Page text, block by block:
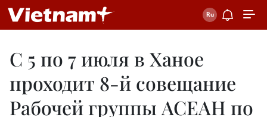
С 5 по 7 июля в Ханое
проходит 8-й совещание
Рабочей группы АСЕАН по